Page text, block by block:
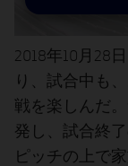
2018年10月28
り、試合中も
戦を楽しんだ
発し、試合終
ピッチの上で